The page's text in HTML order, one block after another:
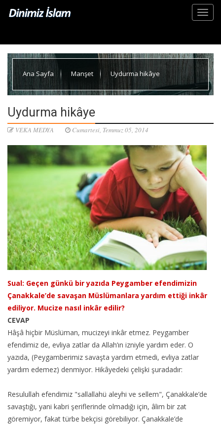
Ana Sayfa Manşet Uydurma hikâye
Uydurma hikâye
VEKA MEDYA Cumartesi, Temmuz 05, 2014
Sual: Geçen günkü bir yazıda Peygamber efendimizin
Çanakkale’de savaşan Müslümanlara yardım ettiği inkâr
ediliyor. Mucize nasıl inkâr edilir?
CEVAP
Hâşâ hiçbir Müslüman, mucizeyi inkâr etmez. Peygamber
efendimiz de, evliya zatlar da Allah’ın izniyle yardım eder. O
yazıda, (Peygamberimiz savaşta yardım etmedi, evliya zatlar
yardım edemez) denmiyor. Hikâyedeki çelişki şuradadır:
Resulullah efendimiz "sallallahü aleyhi ve sellem", Çanakkale’de
savaştığı, yani kabri şeriflerinde olmadığı için, âlim bir zat
göremiyor, fakat türbe bekçisi görebiliyor. Çanakkale’de